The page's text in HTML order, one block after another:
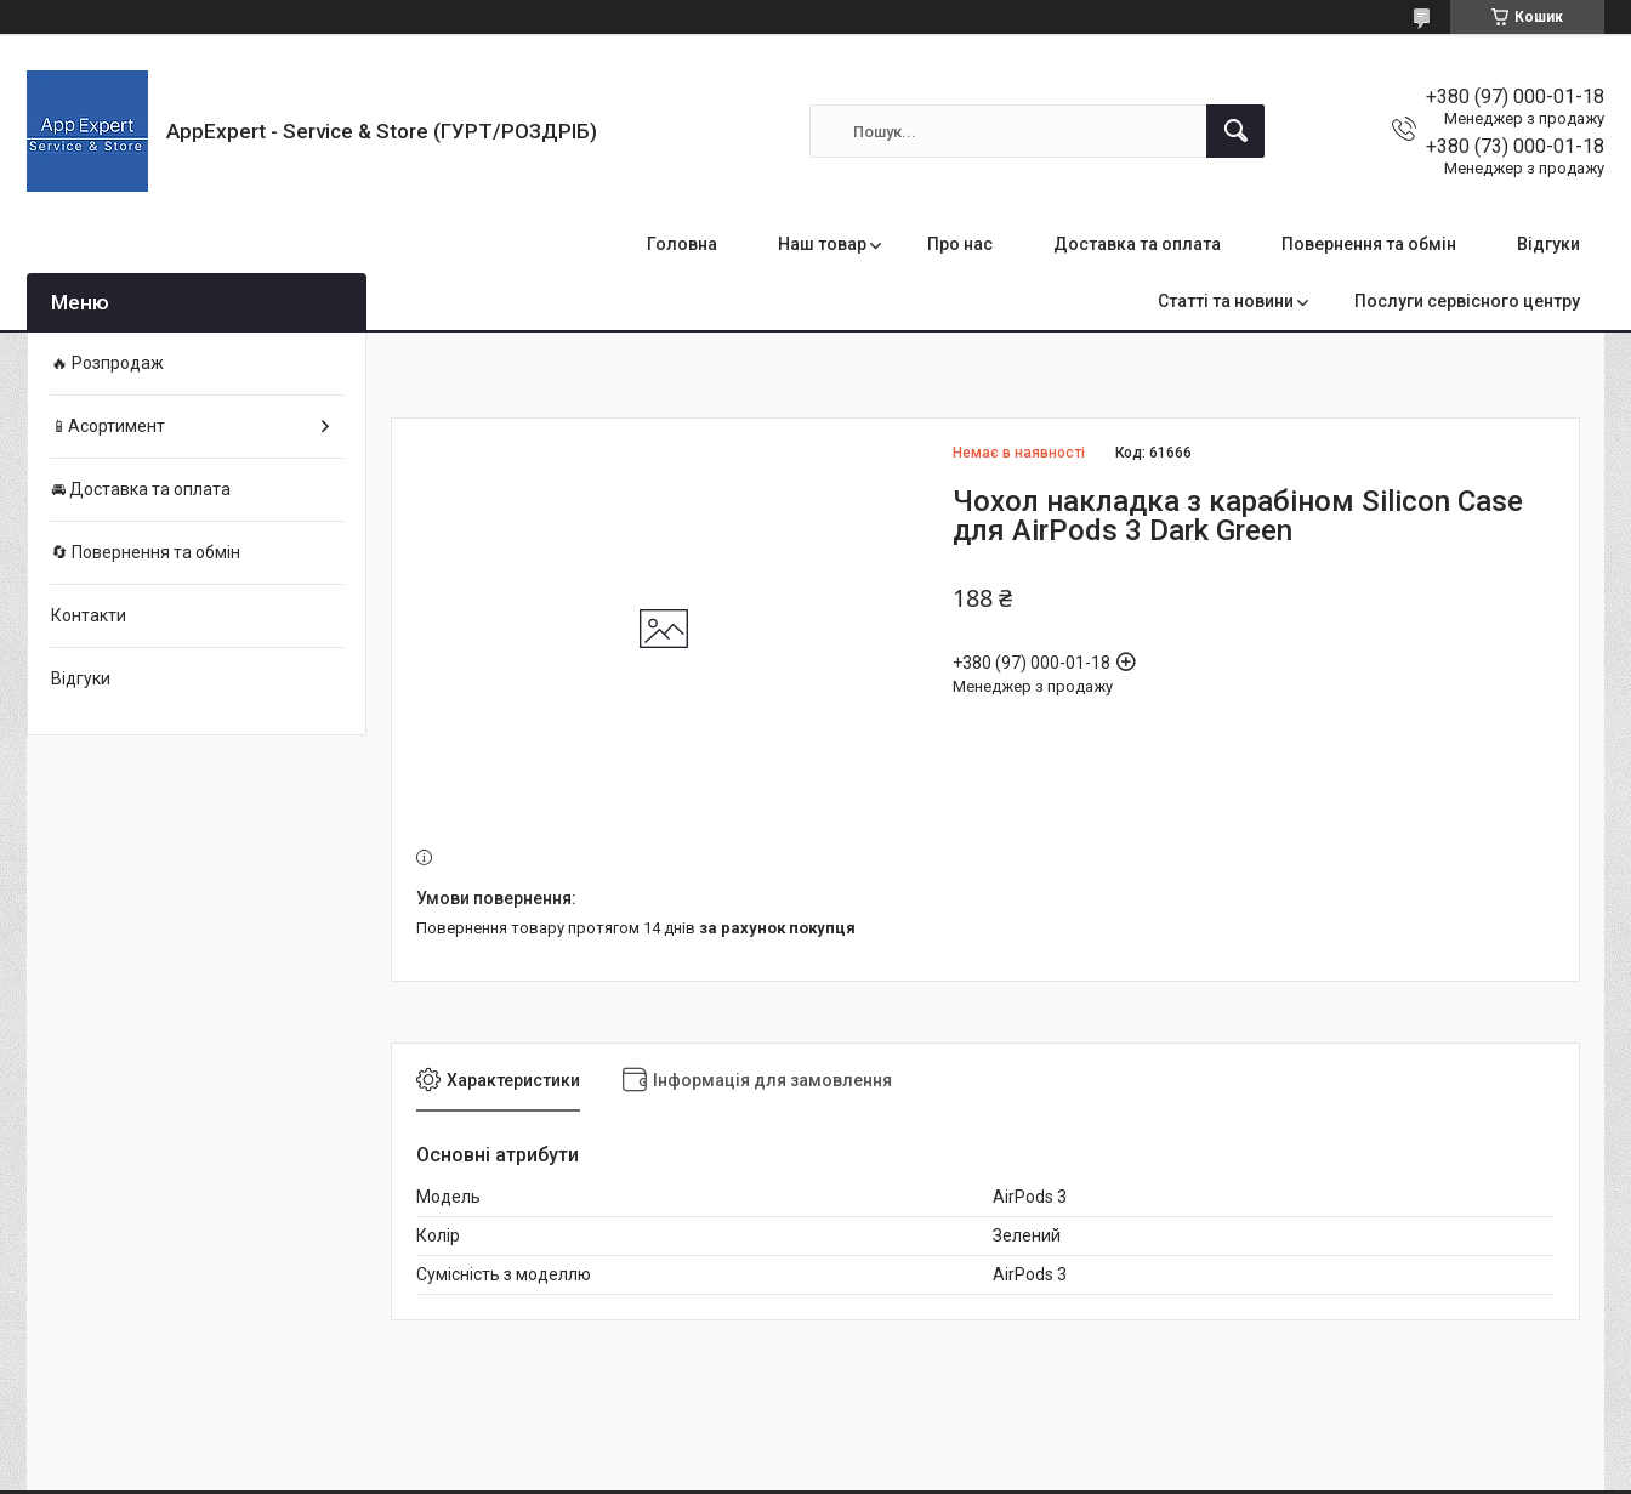
Кошик
AppExpert - Service & Store (ГУРТ/РОЗДРІБ)
+380 (97) 000-01-18
Менеджер з продажу
+380 (73) 000-01-18
Менеджер з продажу
Головна Наш товар Про нас Доставка та оплата Повернення та обмін Відгуки
Статті та новини Послуги сервісного центру
Немає в наявності Код:61666
Чохол накладка з карабіном Silicon Case
для AirPods 3 Dark Green
188 ₴
+380 (97) 000-01-18
Менеджер з продажу
повернення товару протягом 14 днів за рахунок покупця
Характеристики Інформація для замовлення
Основні атрибути
Модель
AirPods 3
Колір
Зелений
Сумісність з моделлю
AirPods 3
🔥 Розпродаж
📱Асортимент
🚘 Доставка та оплата
🔄 Повернення та обмін
Контакти
Відгуки